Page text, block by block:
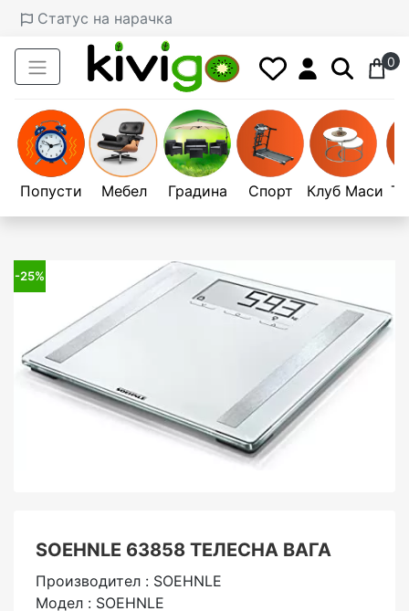
Статус на нарачка
0
Попусти Мебел Градина Спорт Клуб Маси
-25%
SOEHNLE 63858 ТЕЛЕСНА ВАГА
Производител : SOEHNLE
Модел : SOEHNLE